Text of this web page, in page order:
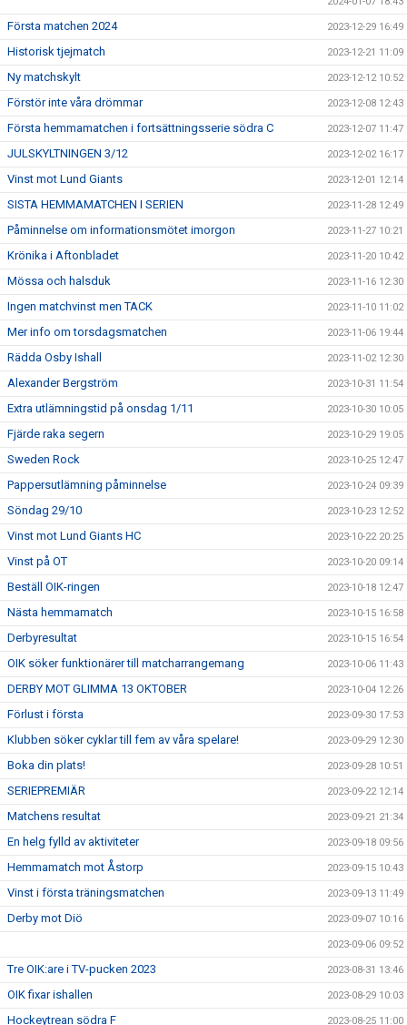
Första matchen 2024 2023-12-29 16:49
Historisk tjejmatch 2023-12-21 11:09
Ny matchskylt 2023-12-12 10:52
Förstör inte våra drömmar 2023-12-08 12:43
Första hemmamatchen i fortsättningsserie södra C 2023-12-07 11:47
JULSKYLTNINGEN 3/12 2023-12-02 16:17
Vinst mot Lund Giants 2023-12-01 12:14
SISTA HEMMAMATCHEN I SERIEN 2023-11-28 12:49
Påminnelse om informationsmötet imorgon 2023-11-27 10:21
Krönika i Aftonbladet 2023-11-20 10:42
Mössa och halsduk 2023-11-16 12:30
Ingen matchvinst men TACK 2023-11-10 11:02
Mer info om torsdagsmatchen 2023-11-06 19:44
Rädda Osby Ishall 2023-11-02 12:30
Alexander Bergström 2023-10-31 11:54
Extra utlämningstid på onsdag 1/11 2023-10-30 10:05
Fjärde raka segern 2023-10-29 19:05
Sweden Rock 2023-10-25 12:47
Pappersutlämning påminnelse 2023-10-24 09:39
Söndag 29/10 2023-10-23 12:52
Vinst mot Lund Giants HC 2023-10-22 20:25
Vinst på OT 2023-10-20 09:14
Beställ OIK-ringen 2023-10-18 12:47
Nästa hemmamatch 2023-10-15 16:58
Derbyresultat 2023-10-15 16:54
OIK söker funktionärer till matcharrangemang 2023-10-06 11:43
DERBY MOT GLIMMA 13 OKTOBER 2023-10-04 12:26
Förlust i första 2023-09-30 17:53
Klubben söker cyklar till fem av våra spelare! 2023-09-29 12:30
Boka din plats! 2023-09-28 10:51
SERIEPREMIÄR 2023-09-22 12:14
Matchens resultat 2023-09-21 21:34
En helg fylld av aktiviteter 2023-09-18 09:56
Hemmamatch mot Åstorp 2023-09-15 10:43
Vinst i första träningsmatchen 2023-09-13 11:49
Derby mot Diö 2023-09-07 10:16
2023-09-06 09:52
Tre OIK:are i TV-pucken 2023 2023-08-31 13:46
OIK fixar ishallen 2023-08-29 10:03
Hockeytrean södra F 2023-08-25 11:00